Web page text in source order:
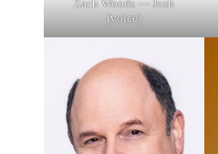
Zach Woods — Josh
(voice)